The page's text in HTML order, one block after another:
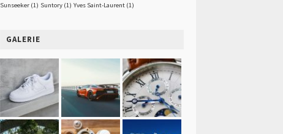
Sunseeker (1) Suntory (1) Yves Saint-Laurent (1)
GALERIE